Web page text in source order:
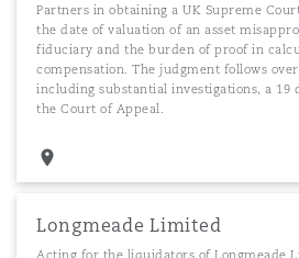
Partners in obtaining a UK Supreme
the date of valuation of an asset
fiduciary and the burden of proof in
compensation. The judgment follows
including substantial investigations, a 19
the Court of Appeal.
Longmeade Limited
Acting for the liquidators of Longmeade